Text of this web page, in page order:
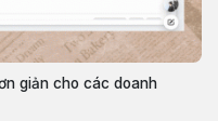
giản cho các doanh